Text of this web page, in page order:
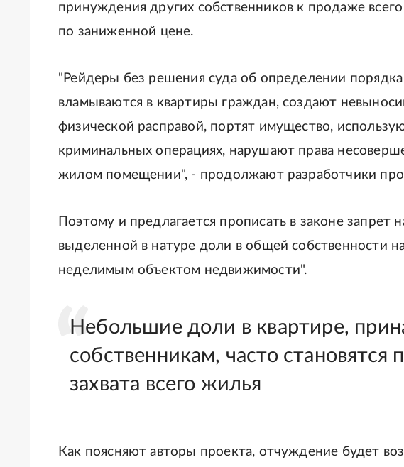
принуждения других собственников к продаже
по заниженной цене.
"Рейдеры без решения суда об определении
вламываются в квартиры граждан, создают
физической расправой, портят имущество,
криминальных операциях, нарушают права
жилом помещении", - продолжают разработчики
Поэтому и предлагается прописать в законе
выделенной в натуре доли в общей собственности
неделимым объектом недвижимости".
Небольшие доли в квартире,
собственникам, часто становятся
захвата всего жилья
Как поясняют авторы проекта, отчуждение будет